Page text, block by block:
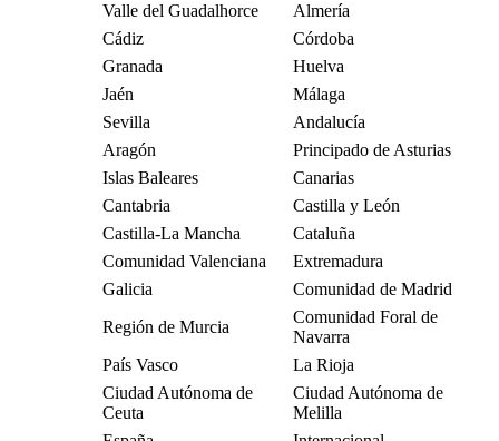
Valle del Guadalhorce
Almería
Cádiz
Córdoba
Granada
Huelva
Jaén
Málaga
Sevilla
Andalucía
Aragón
Principado de Asturias
Islas Baleares
Canarias
Cantabria
Castilla y León
Castilla-La Mancha
Cataluña
Comunidad Valenciana
Extremadura
Galicia
Comunidad de Madrid
Región de Murcia
Comunidad Foral de
Navarra
País Vasco
La Rioja
Ciudad Autónoma de
Ceuta
Ciudad Autónoma de
Melilla